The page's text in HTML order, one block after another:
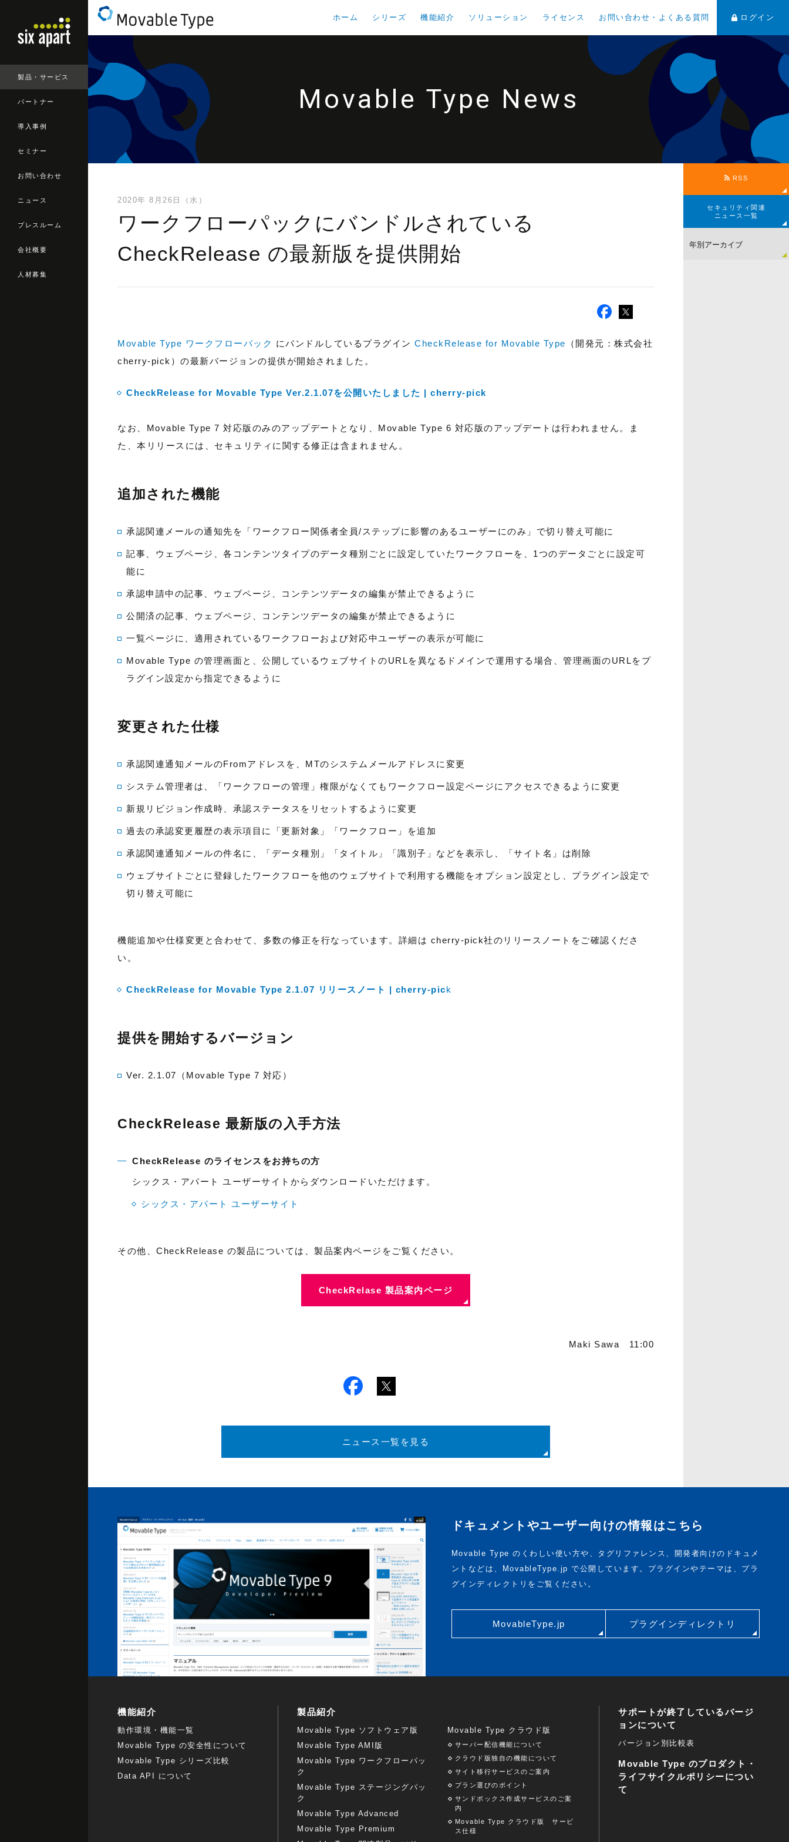
製品・サービス
パートナー
導入事例
セミナー
お問い合わせ
ニュース
プレスルーム
会社概要
人材募集
ホーム シリーズ 機能紹介 ソリューション ライセンス お問い合わせ・よくある質問 ログイン
Movable Type News
2020年 8月26日（水）
ワークフローパックにバンドルされている
CheckRelease の最新版を提供開始
Movable Type ワークフローパック にバンドルしているプラグイン CheckRelease for Movable Type （開発元：株式会社
cherry-pick）の最新バージョンの提供が開始されました。
CheckRelease for Movable Type Ver.2.1.07を公開いたしました | cherry-pick
なお、Movable Type 7 対応版のみのアップデートとなり、Movable Type 6 対応版のアップデートは行われません。ま
た、本リリースには、セキュリティに関する修正は含まれません。
追加された機能
承認関連メールの通知先を「ワークフロー関係者全員/ステップに影響のあるユーザーにのみ」で切り替え可能に
記事、ウェブページ、各コンテンツタイプのデータ種別ごとに設定していたワークフローを、1つのデータごとに設定可
能に
承認申請中の記事、ウェブページ、コンテンツデータの編集が禁止できるように
公開済の記事、ウェブページ、コンテンツデータの編集が禁止できるように
一覧ページに、適用されているワークフローおよび対応中ユーザーの表示が可能に
Movable Type の管理画面と、公開しているウェブサイトのURLを異なるドメインで運用する場合、管理画面のURLをプ
ラグイン設定から指定できるように
変更された仕様
承認関連通知メールのFromアドレスを、MTのシステムメールアドレスに変更
システム管理者は、「ワークフローの管理」権限がなくてもワークフロー設定ページにアクセスできるように変更
新規リビジョン作成時、承認ステータスをリセットするように変更
過去の承認変更履歴の表示項目に「更新対象」「ワークフロー」を追加
承認関連通知メールの件名に、「データ種別」「タイトル」「識別子」などを表示し、「サイト名」は削除
ウェブサイトごとに登録したワークフローを他のウェブサイトで利用する機能をオプション設定とし、プラグイン設定で
切り替え可能に
機能追加や仕様変更と合わせて、多数の修正を行なっています。詳細は cherry-pick社のリリースノートをご確認くださ
い。
CheckRelease for Movable Type 2.1.07 リリースノート | cherry-pick
提供を開始するバージョン
Ver. 2.1.07（Movable Type 7 対応）
CheckRelease 最新版の入手方法
CheckRelease のライセンスをお持ちの方
シックス・アパート ユーザーサイトからダウンロードいただけます。
シックス・アパート ユーザーサイト
その他、CheckRelease の製品については、製品案内ページをご覧ください。
CheckRelase 製品案内ページ
Maki Sawa 11:00
ニュース一覧を見る
RSS
セキュリティ関連
ニュース一覧
ドキュメントやユーザー向けの情報はこちら
Movable Type のくわしい使い方や、タグリファレンス、開発者向けのドキュメ
ントなどは、MovableType.jp で公開しています。プラグインやテーマは、プラ
グインディレクトリをご覧ください。
MovableType.jp プラグインディレクトリ
機能紹介
動作環境・機能一覧
Movable Type の安全性について
Movable Type シリーズ比較
Data API について
製品紹介
Movable Type ソフトウェア版
Movable Type AMI版
Movable Type ワークフローパッ
ク
Movable Type ステージングパッ
ク
Movable Type Advanced
Movable Type Premium
Movable Type クラウド版
サーバー配信機能について
クラウド版独自の機能について
サイト移行サービスのご案内
プラン選びのポイント
サンドボックス作成サービスのご案
内
Movable Type クラウド版 サービ
ス仕様
サポートが終了しているバージ
ョンについて
バージョン別比較表
Movable Type のプロダクト・
ライフサイクルポリシーについ
て